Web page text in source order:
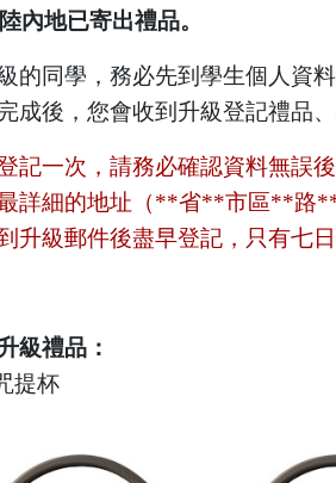
內地已寄出禮品。
的同學，務必先到學生個人資
成後，您會收到升級登記禮品
記一次，請務必確認資料無誤
詳細的地址（**省**市區**路**
升級郵件後盡早登記，只有七日
級禮品：
提杯